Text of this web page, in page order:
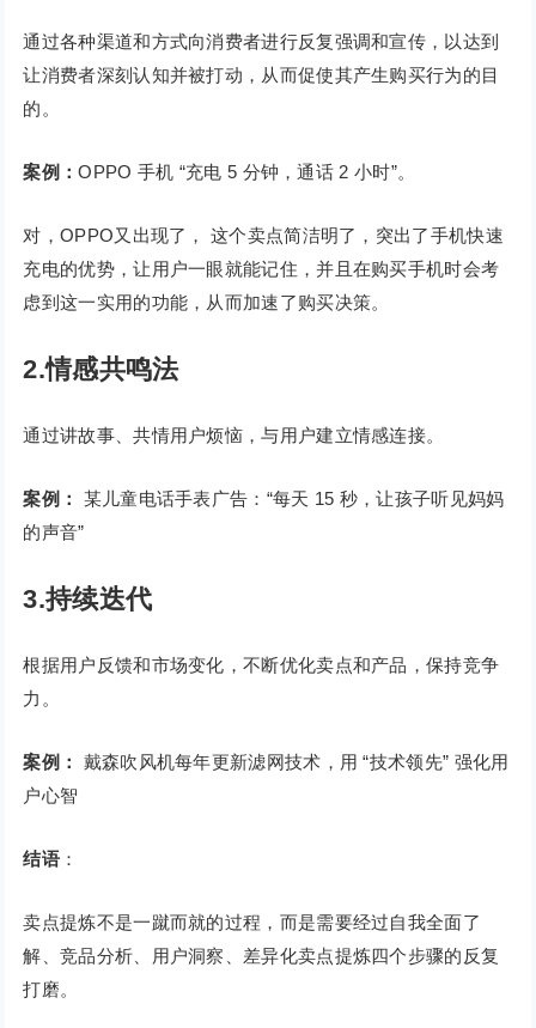
通过各种渠道和方式向消费者进行反复强调和宣传，以达到
让消费者深刻认知并被打动，从而促使其产生购买行为的目
的。
案例：OPPO 手机 “充电 5 分钟，通话 2 小时”。
对，OPPO又出现了， 这个卖点简洁明了，突出了手机快速
充电的优势，让用户一眼就能记住，并且在购买手机时会考
虑到这一实用的功能，从而加速了购买决策。
2.情感共鸣法
通过讲故事、共情用户烦恼，与用户建立情感连接。
案例： 某儿童电话手表广告：“每天 15 秒，让孩子听见妈妈
的声音”
3.持续迭代
根据用户反馈和市场变化，不断优化卖点和产品，保持竞争
力。
案例：
戴森吹风机每年更新滤网技术，用 “技术领先” 强化用
户心智
结语 ：
卖点提炼不是一蹴而就的过程，而是需要经过自我全面了
解、竞品分析、用户洞察、差异化卖点提炼四个步骤的反复
打磨。